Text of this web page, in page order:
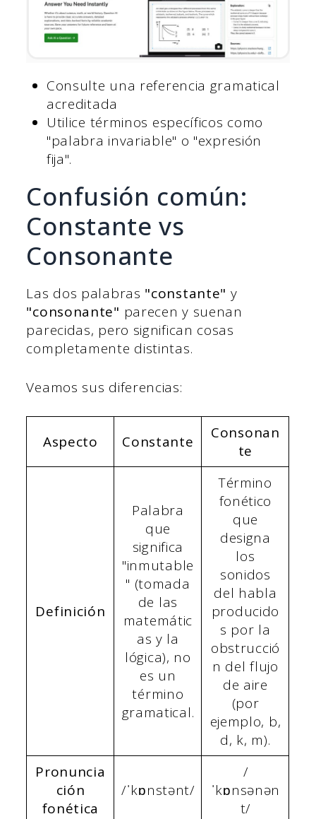
Consulte una referencia gramatical
acreditada
Utilice términos específicos como
"palabra invariable" o "expresión
fija".
Confusión común:
Constante vs
Consonante
Las dos palabras "constante" y
"consonante" parecen y suenan
parecidas, pero significan cosas
completamente distintas.
Veamos sus diferencias:
Aspecto Constante
Consonan
te
Definición
Palabra
que
significa
"inmutable
" (tomada
de las
matemátic
as y la
lógica), no
es un
término
gramatical.
Término
fonético
que
designa
los
sonidos
del habla
producido
s por la
obstrucció
n del flujo
de aire
(por
ejemplo, b,
d, k, m).
Pronuncia
ción
fonética
/ˈkɒnstənt/
/
ˈkɒnsənən
t/